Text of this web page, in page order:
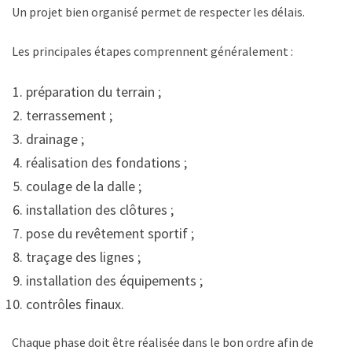
Un projet bien organisé permet de respecter les délais.
Les principales étapes comprennent généralement :
préparation du terrain ;
terrassement ;
drainage ;
réalisation des fondations ;
coulage de la dalle ;
installation des clôtures ;
pose du revêtement sportif ;
traçage des lignes ;
installation des équipements ;
contrôles finaux.
Chaque phase doit être réalisée dans le bon ordre afin de